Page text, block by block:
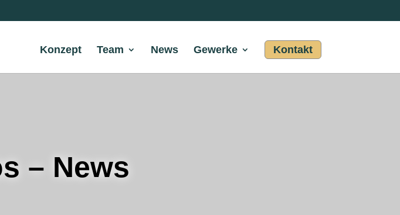
Konzept Team News Gewerke Kontakt
– News